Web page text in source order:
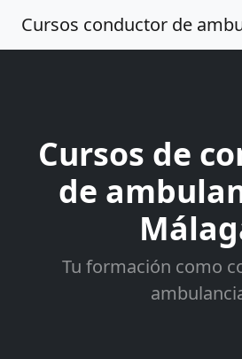
Cursos conductor de
Cursos de
de
Tu formación como